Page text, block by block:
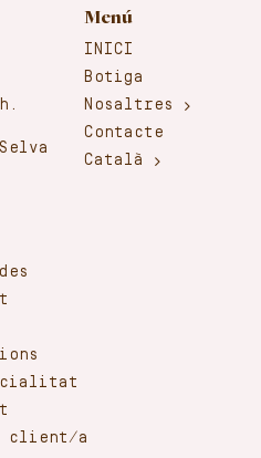
Menú
INICI
Botiga
Nosaltres
Contacte
Català
client/a